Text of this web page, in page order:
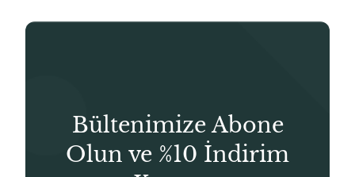
Bültenimize Abone
Olun ve %10 İndirim